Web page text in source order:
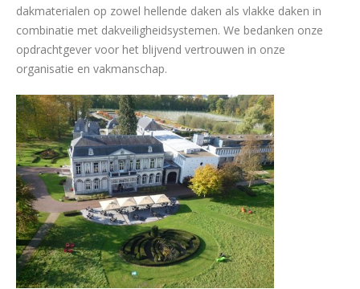
dakmaterialen op zowel hellende daken als vlakke daken in
combinatie met dakveiligheidsystemen. We bedanken onze
opdrachtgever voor het blijvend vertrouwen in onze
organisatie en vakmanschap.